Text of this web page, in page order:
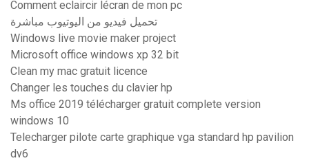
Comment eclaircir lécran de mon pc
تحميل فيديو من اليوتيوب مباشرة
Windows live movie maker project
Microsoft office windows xp 32 bit
Clean my mac gratuit licence
Changer les touches du clavier hp
Ms office 2019 télécharger gratuit complete version
windows 10
Telecharger pilote carte graphique vga standard hp pavilion
dv6